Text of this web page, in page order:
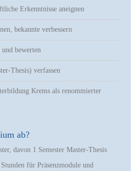
Erkenntnisse aneignen
bekannte verbessern
und bewerten
Thesis) verfassen
Krems als renommierter
ab?
davon 1 Semester Master-Thesis
für Präsenzmodule und